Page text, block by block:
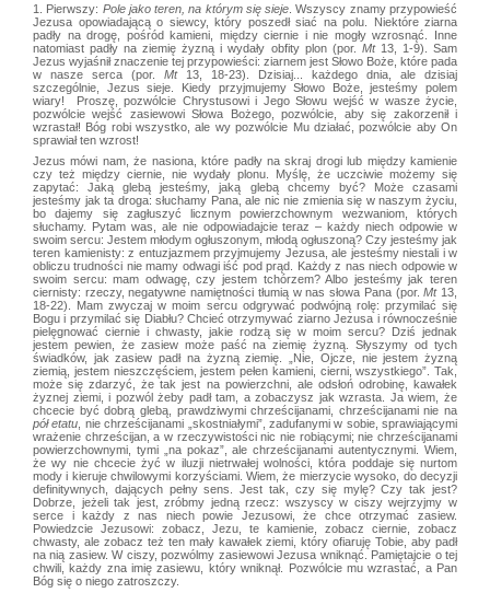
1. Pierwszy: Pole jako teren, na którym się sieje . Wszyscy znamy przypowieść
Jezusa opowiadającą o siewcy, który poszedł siać na polu. Niektóre ziarna
padły na drogę, pośród kamieni, między ciernie i nie mogły wzrosnąć. Inne
natomiast padły na ziemię żyzną i wydały obfity plon (por. Mt13, 1-9). Sam
Jezus wyjaśnił znaczenie tej przypowieści: ziarnem jest Słowo Boże, które pada
w nasze serca (por. Mt13, 18-23). Dzisiaj... każdego dnia, ale dzisiaj
szczególnie, Jezus sieje. Kiedy przyjmujemy Słowo Boże, jesteśmy polem
wiary! Proszę, pozwólcie Chrystusowi i Jego Słowu wejść w wasze życie,
pozwólcie wejść zasiewowi Słowa Bożego, pozwólcie, aby się zakorzenił i
wzrastał! Bóg robi wszystko, ale wy pozwólcie Mu działać, pozwólcie aby On
sprawiał ten wzrost!
Jezus mówi nam, że nasiona, które padły na skraj drogi lub między kamienie
czy też między ciernie, nie wydały plonu. Myślę, że uczciwie możemy się
zapytać: Jaką glebą jesteśmy, jaką glebą chcemy być? Może czasami
jesteśmy jak ta droga: słuchamy Pana, ale nic nie zmienia się w naszym życiu,
bo dajemy się zagłuszyć licznym powierzchownym wezwaniom, których
słuchamy. Pytam was, ale nie odpowiadajcie teraz – każdy niech odpowie w
swoim sercu: Jestem młodym ogłuszonym, młodą ogłuszoną? Czy jesteśmy jak
teren kamienisty: z entuzjazmem przyjmujemy Jezusa, ale jesteśmy niestali i w
obliczu trudności nie mamy odwagi iść pod prąd. Każdy z nas niech odpowie w
swoim sercu: mam odwagę, czy jestem tchórzem? Albo jesteśmy jak teren
ciernisty: rzeczy, negatywne namiętności tłumią w nas słowa Pana (por.Mt13,
18-22). Mam zwyczaj w moim sercu odgrywać podwójną rolę: przymilać się
Bogu i przymilać się Diabłu? Chcieć otrzymywać ziarno Jezusa i równocześnie
pielęgnować ciernie i chwasty, jakie rodzą się w moim sercu? Dziś jednak
jestem pewien, że zasiew może paść na ziemię żyzną. Słyszymy od tych
świadków, jak zasiew padł na żyzną ziemię. „Nie, Ojcze, nie jestem żyzną
ziemią, jestem nieszczęściem, jestem pełen kamieni, cierni, wszystkiego”. Tak,
może się zdarzyć, że tak jest na powierzchni, ale odsłoń odrobinę, kawałek
żyznej ziemi, i pozwól żeby padł tam, a zobaczysz jak wzrasta. Ja wiem, że
chcecie być dobrą glebą, prawdziwymi chrześcijanami, chrześcijanami nie na
pół etatu , nie chrześcijanami „skostniałymi”, zadufanymi w sobie, sprawiającymi
wrażenie chrześcijan, a w rzeczywistości nic nie robiącymi; nie chrześcijanami
powierzchownymi, tymi „na pokaz”, ale chrześcijanami autentycznymi. Wiem,
że wy nie chcecie żyć w iluzji nietrwałej wolności, która poddaje się nurtom
mody i kieruje chwilowymi korzyściami. Wiem, że mierzycie wysoko, do decyzji
definitywnych, dających pełny sens. Jest tak, czy się mylę? Czy tak jest?
Dobrze, jeżeli tak jest, zróbmy jedną rzecz: wszyscy w ciszy wejrzyjmy w
serce i każdy z nas niech powie Jezusowi, że chce otrzymać zasiew.
Powiedzcie Jezusowi: zobacz, Jezu, te kamienie, zobacz ciernie, zobacz
chwasty, ale zobacz też ten mały kawałek ziemi, który ofiaruję Tobie, aby padł
na nią zasiew. W ciszy, pozwólmy zasiewowi Jezusa wniknąć. Pamiętajcie o tej
chwili, każdy zna imię zasiewu, który wniknął. Pozwólcie mu wzrastać, a Pan
Bóg się o niego zatroszczy.